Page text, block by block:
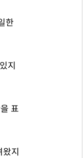
한
지
표
지